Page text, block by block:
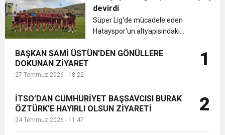
Cumhuriyet, Türk Milletinin Özgürlük
ve Onur Nişanesidir
6:19 HBB BAŞKANI ÖNTÜRK’ÜN
CUMHURİYET BAYRAMI MESAJI
17:36 KURUMLAR VERGİSİ ERTELENDİ
DUYURUSU
21:40 CEYLANDERE’DE BAŞKAN EMRAH
devirdi
Süper Lig'de mücadele eden
Hatayspor'un altyapısındaki
hünerlerini sergiledi. ...
BAŞKAN SAMİ ÜSTÜN’DEN GÖNÜLLERE
DOKUNAN ZİYARET
27 Temmuz 2026 - 18:22
1
İTSO’DAN CUMHURİYET BAŞSAVCISI BURAK
ÖZTÜRK’E HAYIRLI OLSUN ZİYARETİ
24 Temmuz 2026 - 11:47
2